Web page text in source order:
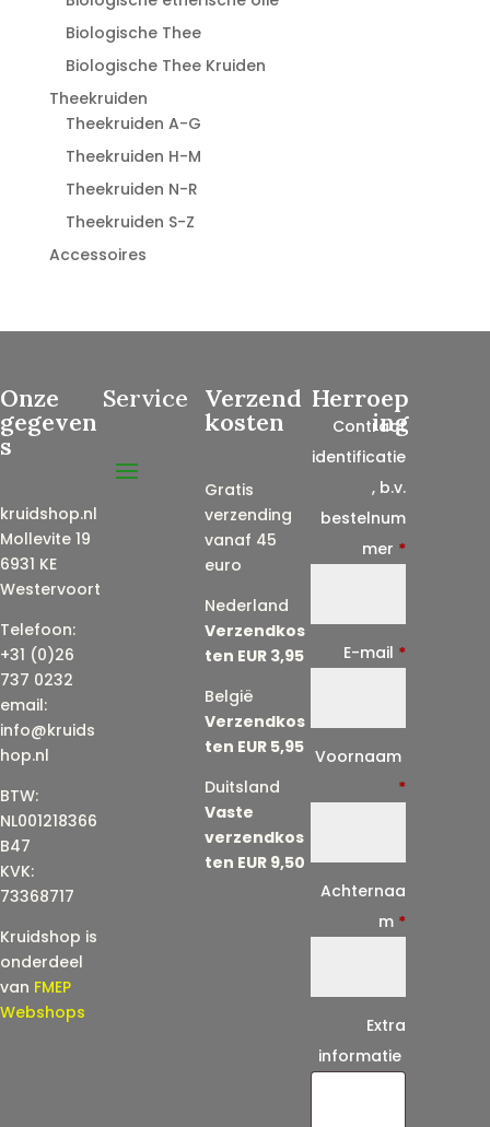
Biologische Thee
Biologische Thee Kruiden
Theekruiden
Theekruiden A-G
Theekruiden H-M
Theekruiden N-R
Theekruiden S-Z
Accessoires
Onze
gegeven
s
kruidshop.nl
Mollevite 19
6931 KE
Westervoort
Telefoon:
+31 (0)26
737 0232
email:
info@kruids
hop.nl
BTW:
NL001218366
B47
KVK:
73368717
Kruidshop is
onderdeel
van FMEP
Webshops
Service Verzend
kosten
Gratis
verzending
vanaf 45
euro
Nederland
Verzendkos
ten EUR 3,95
België
Verzendkos
ten EUR 5,95
Duitsland
Vaste
verzendkos
ten EUR 9,50
Herroep
ing
Contract
identificatie
, b.v.
bestelnum
mer *
E-mail *
Voornaam
*
Achternaa
m *
Extra
informatie